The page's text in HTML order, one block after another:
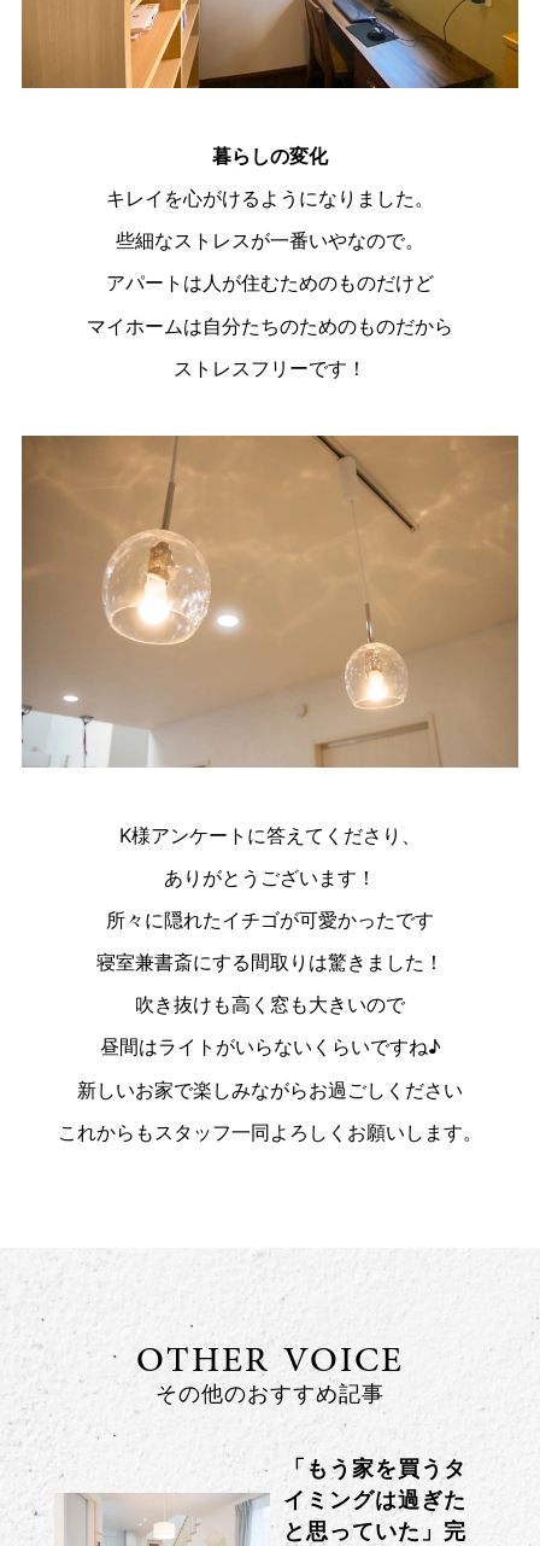
暮らしの変化
キレイを心がけるようになりました。
些細なストレスが一番いやなので。
アパートは人が住むためのものだけど
マイホームは自分たちのためのものだから
ストレスフリーです！
K様アンケートに答えてくださり、
ありがとうございます！
所々に隠れたイチゴが可愛かったです
寝室兼書斎にする間取りは驚きました！
吹き抜けも高く窓も大きいので
昼間はライトがいらないくらいですね♪
新しいお家で楽しみながらお過ごしください
これからもスタッフ一同よろしくお願いします。
OTHER VOICE
その他のおすすめ記事
「もう家を買うタ
イミングは過ぎた
と思っていた」完